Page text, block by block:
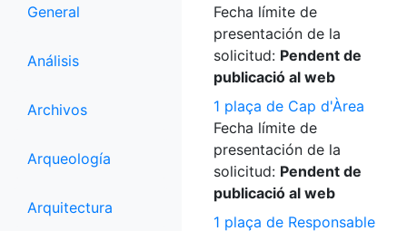
General
Análisis
Archivos
Arqueología
Arquitectura
Fecha límite de
presentación de la
solicitud: Pendent de
publicació al web
1 plaça de Cap d'Àrea
Fecha límite de
presentación de la
solicitud: Pendent de
publicació al web
1 plaça de Responsable